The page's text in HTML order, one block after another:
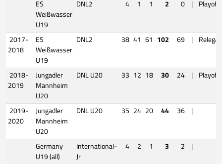
ES
Weißwasser
U19
DNL2 4 1 1 2 0 |
2017-
2018
ES
Weißwasser
U19
DNL2 38 41 61 102 69 |
2018-
2019
Jungadler
Mannheim
U20
DNL U20 33 12 18 30 24 |
2019-
2020
Jungadler
Mannheim
U20
DNL U20 35 24 20 44 36 |
Germany
U19 (all)
International-
Jr
4 2 1 3 2 |